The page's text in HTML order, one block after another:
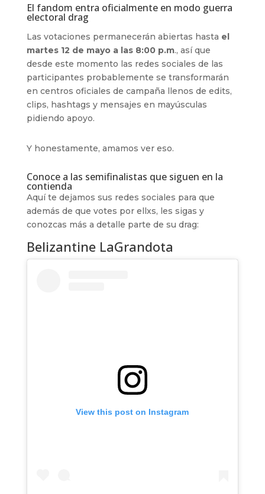
El fandom entra oficialmente en modo guerra
electoral drag
Las votaciones permanecerán abiertas hasta el
martes 12 de mayo a las 8:00 p.m., así que
desde este momento las redes sociales de las
participantes probablemente se transformarán
en centros oficiales de campaña llenos de edits,
clips, hashtags y mensajes en mayúsculas
pidiendo apoyo.
Y honestamente, amamos ver eso.
Conoce a las semifinalistas que siguen en la
contienda
Aquí te dejamos sus redes sociales para que
además de que votes por ellxs, les sigas y
conozcas más a detalle parte de su drag:
Belizantine LaGrandota
View this post on Instagram